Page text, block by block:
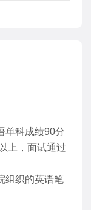
单科成绩90分
上，面试通过
组织的英语笔